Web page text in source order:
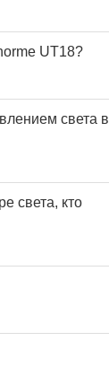
UT18?
света в
света, кто